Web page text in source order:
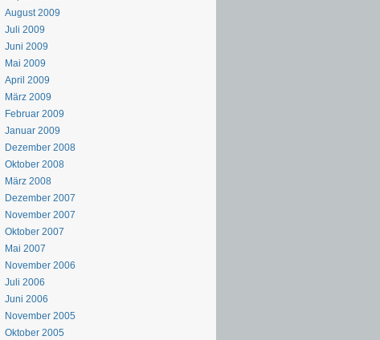
August 2009
Juli 2009
Juni 2009
Mai 2009
April 2009
März 2009
Februar 2009
Januar 2009
Dezember 2008
Oktober 2008
März 2008
Dezember 2007
November 2007
Oktober 2007
Mai 2007
November 2006
Juli 2006
Juni 2006
November 2005
Oktober 2005